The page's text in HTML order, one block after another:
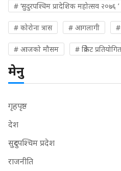
# ‘सुदुरपश्चिम प्रादेशिक महोत्सव २०७६ ’
# कोरोना त्रास # आगलागी #
# आजको मौसम # क्रिकेट
मेनु
गृहपृष्ठ
देश
सुदुरपश्चिम प्रदेश
राजनीति